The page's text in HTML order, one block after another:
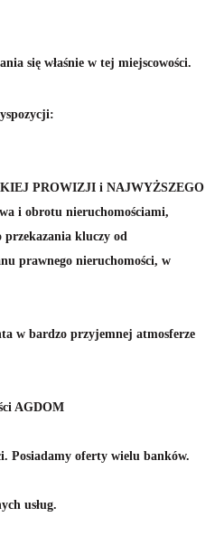
się właśnie w tej miejscowości.
PROWIZJI i NAJWYŻSZEGO
i obrotu nieruchomościami,
przekazania kluczy od
prawnego nieruchomości, w
w bardzo przyjemnej atmosferze
AGDOM
Posiadamy oferty wielu banków.
usług.